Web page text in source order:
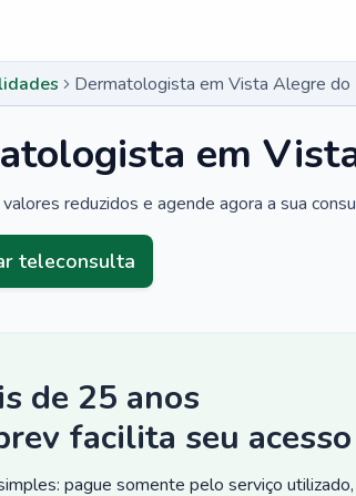
Dermatologista em Vista Alegre do
em
reduzidos e agende agora a sua
teleconsulta
de 25 anos
facilita seu
pague somente pelo serviço